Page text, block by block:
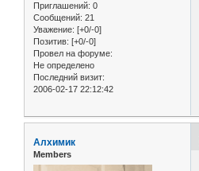
Приглашений: 0
Сообщений: 21
Уважение: [+0/-0]
Позитив: [+0/-0]
Провел на форуме:
Не определено
Последний визит:
2006-02-17 22:12:42
Алхимик
Members